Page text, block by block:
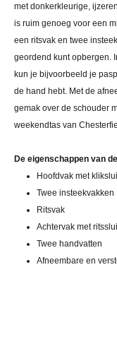
met donkerkleurige,
is ruim genoeg voor een
een ritsvak en twee
geordend kunt opbergen.
kun je bijvoorbeeld je
de hand hebt. Met de
gemak over de schouder
weekendtas van
De eigenschappen van
Hoofdvak met
Twee insteekvakken
Ritsvak
Achtervak met
Twee handvatten
Afneembare en